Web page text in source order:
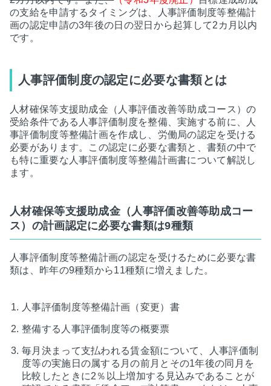
の支給を申請するタイミングは、人事評価制度等整備計
画の認定申請の3年後の日の翌日から起算して2カ月以内
です。
人事評価制度の認定に必要な書類とは
人材確保等支援助成金（人事評価改善等助成コース）の
受給条件である人事評価制度を整備、実施する前に、人
事評価制度等整備計画を作成し、労働局の認定を受ける
必要があります。この認定に必要な書類と、書類の中で
も特に重要な人事評価制度等整備計画書について解説し
ます。
人材確保等支援助成金（人事評価改善等助成コー
ス）の計画認定に必要な書類は9種類
人事評価制度等整備計画の認定を受けるために必要な書
類は、昨年の9種類から11種類に増えました。
人事評価制度等整備計画（変更）書
整備する人事評価制度等の概要票
毎月決まって支払われる賃金額について、人事評価制
度等の実施日の属する月の前月とその1年後の同月を
比較したときに2％以上増加する見込みであることが